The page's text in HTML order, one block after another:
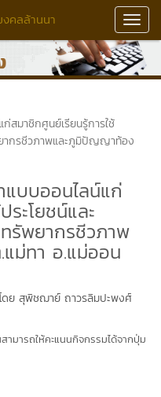
คลล้านนา
สมาชิกศูนย์เรียนรู้การใช้
ากรชีวภาพและภูมิปัญญาท้อง
แบบออนไลน์แก่
ะโยชน์และ
รัพยากรชีวภาพ
ม่ทา อ.แม่ออน
ดย สุพิชฌาย์ ถาวรลิมปะพงศ์
ามารถให้คะแนนกิจกรรมได้จากปุ่ม